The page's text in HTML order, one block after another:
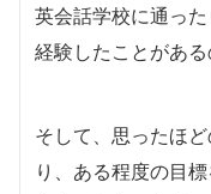
英会話学校に通っ
経験したことがあ
そして、思ったほ
り、ある程度の目